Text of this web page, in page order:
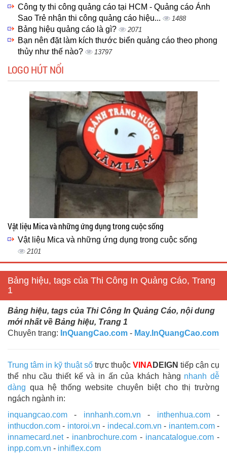
Công ty thi công quảng cáo tại HCM - Quảng cáo Ánh
Sao Trẻ nhận thi công quảng cáo hiệu...
1488
Bảng hiệu quảng cáo là gì? 2071
Bạn nên đặt làm kích thước biển quảng cáo theo phong
thủy như thế nào?
13797
LOGO HÚT NỔI
Vật liệu Mica và những ứng dụng trong cuộc sống
Vật liệu Mica và những ứng dụng trong cuộc sống
2101
Bảng hiệu, tags của Thi Công In Quảng Cáo, Trang
1
Bảng hiệu, tags của Thi Công In Quảng Cáo, nội dung
mới nhất về Bảng hiệu, Trang 1
Chuyên trang: InQuangCao.com - May.InQuangCao.com
Trung tâm in kỹ thuật số trực thuộc VINA DEIGN tiếp cận cụ
thể nhu cầu thiết kế và in ấn của khách hàng nhanh dễ
dàng qua hệ thống website chuyên biệt cho thị trường
ngách ngành in:
inquangcao.com - innhanh.com.vn - inthenhua.com-
inthucdon.com - intoroi.vn - indecal.com.vn - inantem.com-
innamecard.net- inanbrochure.com - inancatalogue.com -
inpp.com.vn - inhiflex.com